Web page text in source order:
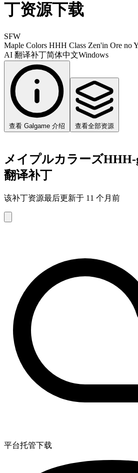
丁资源下载
SFW
Maple Colors HHH Class Zen'in Ore no
AI 翻译补丁简体中文Windows
查看 Galgame 介绍 查看全部资源
メイプルカラーズHHH-
翻译补丁
该补丁资源最后更新于 11 个月前
平台托管下载